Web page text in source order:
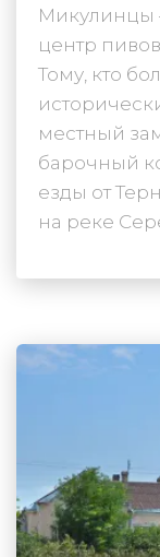
Микулинцы
центр
Тому, кто
местный
барочный
езды от
на реке